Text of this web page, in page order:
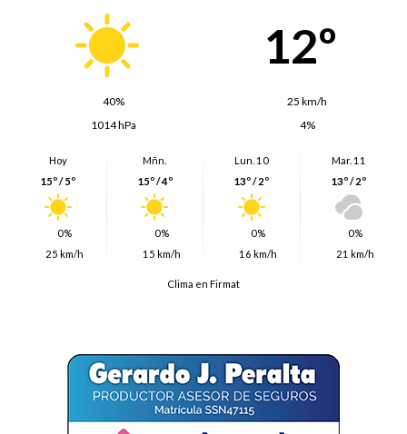
12º
40%
25 km/h
1014 hPa
4%
Hoy
15º / 5º
0%
25 km/h
Mñn.
15º / 4º
0%
15 km/h
Lun. 10
13º / 2º
0%
16 km/h
Mar. 11
13º / 2º
0%
21 km/h
Clima en Firmat